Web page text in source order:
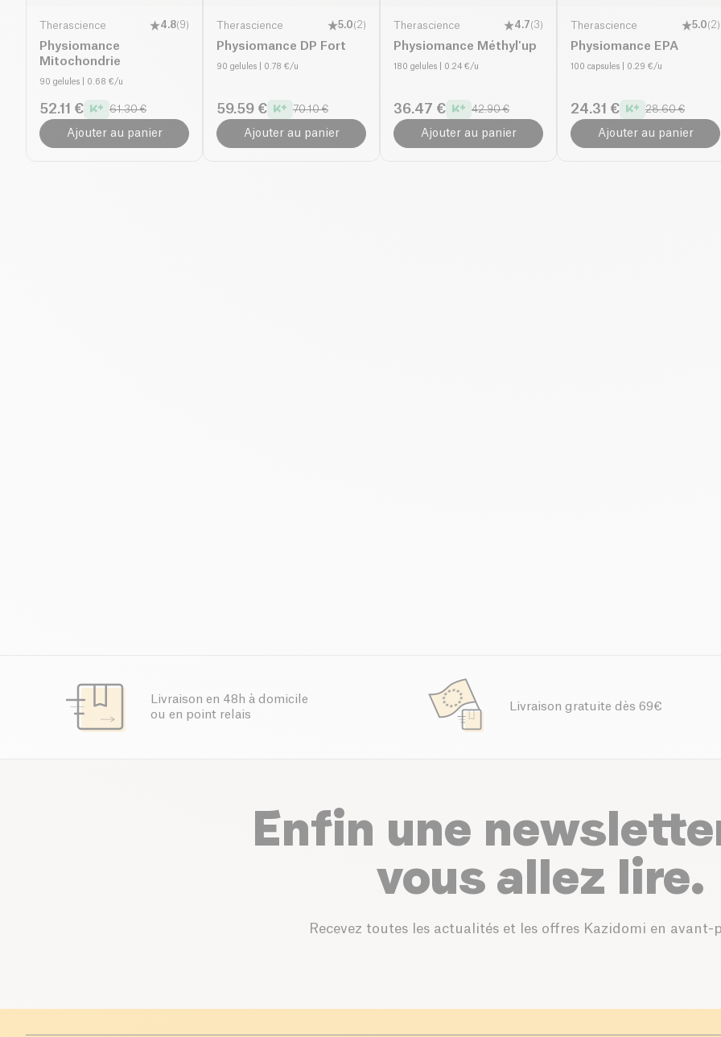
Therascience 4.8(9)
Physiomance
Mitochondrie
90 gelules | 0.68 €/u
52.11 € 61.30 €
Ajouter au panier
Therascience 5.0(2)
Physiomance DP Fort
90 gelules | 0.78 €/u
59.59 € 70.10 €
Ajouter au panier
Therascience 4.7(3)
Physiomance Méthyl'up
180 gelules | 0.24 €/u
36.47 € 42.90 €
Ajouter au panier
Therascience 5.0(2)
Physiomance EPA
100 capsules | 0.29 €/u
24.31 € 28.60 €
Ajouter au panier
Livraison en 48h à domicile
ou en point relais
Livraison gratuite dès 69€
Enfin une
vous allez lire.
Recevez toutes les actualités et les offres Kazidomi en avant-